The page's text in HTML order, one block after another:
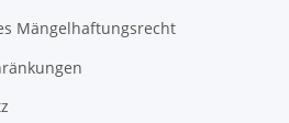
Mängelhaftungsrecht